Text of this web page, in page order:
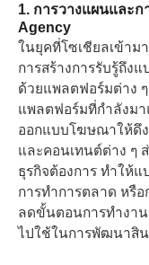
1. การวางแผนและ
Agency
ในยุคที่โซเชียลเข้าม
การสร้างการรับรู้ถึง
ด้วยแพลตฟอร์มต่าง
แพลตฟอร์มที่กำลังมา
ออกแบบโฆษณาให้ดึ
และคอนเทนต์ต่าง ๆ
ธุรกิจต้องการ ทำให้
การทำการตลาด หรื
ลดขั้นตอนการทำงาน
ไปใช้ในการพัฒนาสิ